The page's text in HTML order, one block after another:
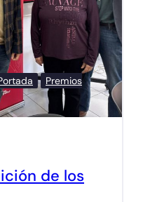
Premios
de los